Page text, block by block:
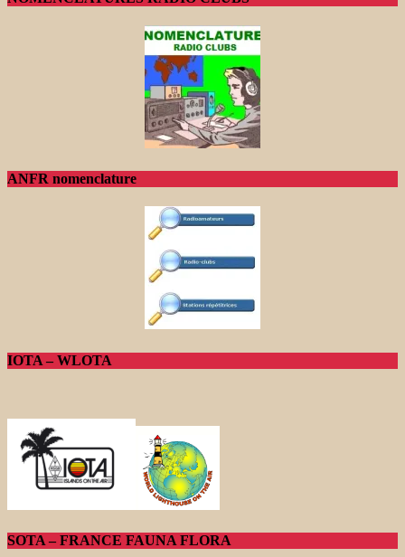
ANFR nomenclature
IOTA – WLOTA
SOTA – FRANCE FAUNA FLORA